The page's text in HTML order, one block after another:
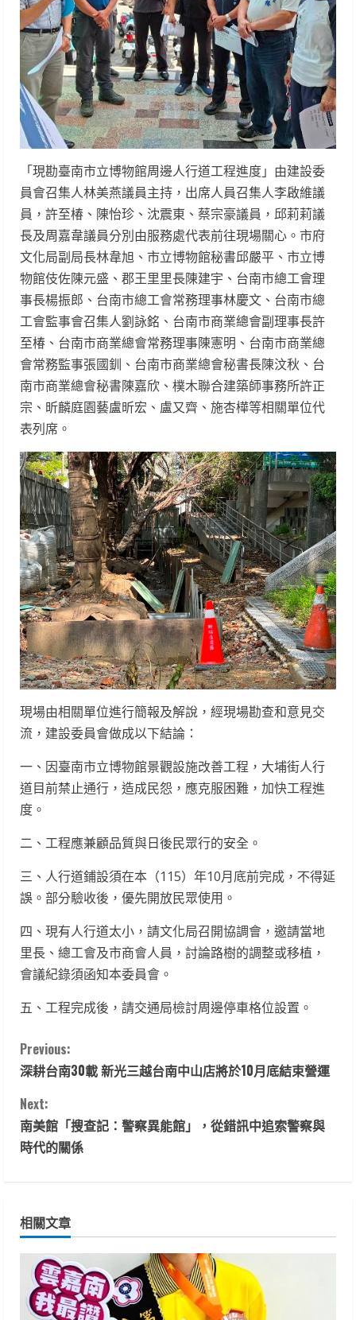
「現勘臺南市立博物館周邊人行道工程進度」由建設委
員會召集人林美燕議員主持，出席人員召集人李啟維議
員，許至椿、陳怡珍、沈震東、蔡宗豪議員，邱莉莉議
長及周嘉韋議員分別由服務處代表前往現場關心。市府
文化局副局長林韋旭、市立博物館秘書邱嚴平、市立博
物館伎佐陳元盛、郡王里里長陳建宇、台南市總工會理
事長楊振郎、台南市總工會常務理事林慶文、台南市總
工會監事會召集人劉詠銘、台南市商業總會副理事長許
至椿、台南市商業總會常務理事陳憲明、台南市商業總
會常務監事張國釧、台南市商業總會秘書長陳汶秋、台
南市商業總會秘書陳嘉欣、樸木聯合建築師事務所許正
宗、昕麟庭園藝盧昕宏、盧又齊、施杏樺等相關單位代
表列席。
現場由相關單位進行簡報及解說，經現場勘查和意見交
流，建設委員會做成以下結論：
一、因臺南市立博物館景觀設施改善工程，大埔街人行
道目前禁止通行，造成民怨，應克服困難，加快工程進
度。
二、工程應兼顧品質與日後民眾行的安全。
三、人行道鋪設須在本（115）年10月底前完成，不得延
誤。部分驗收後，優先開放民眾使用。
四、現有人行道太小，請文化局召開協調會，邀請當地
里長、總工會及市商會人員，討論路樹的調整或移植，
會議紀錄須函知本委員會。
五、工程完成後，請交通局檢討周邊停車格位設置。
C
o
n
t
n
u
e
Previous:
深耕台南30載 新光三越台南中山店將於10月底結束營運
Next:
南美館「搜查記：警察異能館」，從錯訊中追索警察與
時代的關係
相關文章